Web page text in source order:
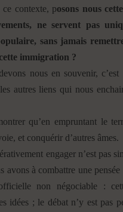
contexte, posons nous
ne servent pas
sans jamais
immigration ?
nous en souvenir,
autres liens qui nous
qu’en empruntant le
et conquérir d’autres âmes.
engager n’est pas
avons à combattre une
non négociable :
idées ; le débat n’y est pas